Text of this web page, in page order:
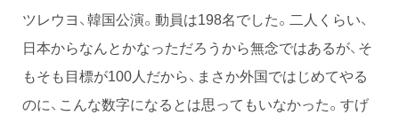
ツレウヨ、韓国公演。動員は198名でした。二人くらい、
日本からなんとかなっただろうから無念ではあるが、そ
もそも目標が100人だから、まさか外国ではじめてやる
のに、こんな数字になるとは思ってもいなかった。すげ